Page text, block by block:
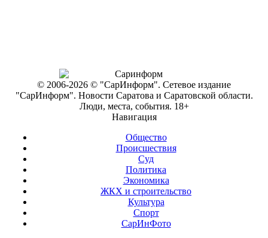
© 2006-2026 © "СарИнформ". Сетевое издание
"СарИнформ". Новости Саратова и Саратовской области.
Люди, места, события. 18+
Навигация
Общество
Происшествия
Суд
Политика
Экономика
ЖКХ и строительство
Культура
Спорт
СарИнФото